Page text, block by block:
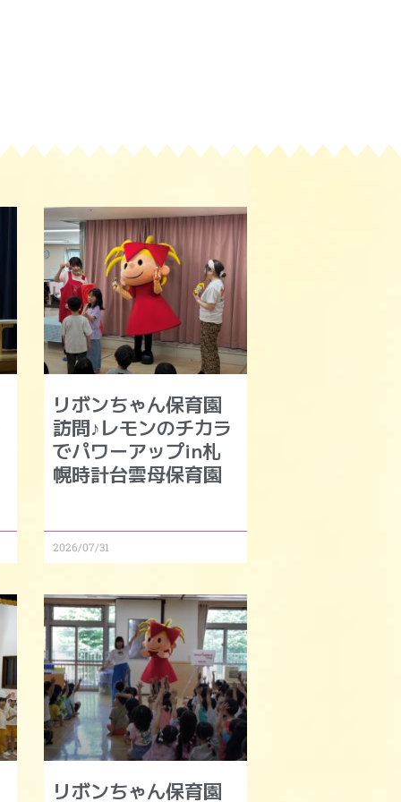
リボンちゃん保育園
訪問♪レモンのチカラ
でパワーアップin札
幌時計台雲母保育園
2026/07/31
リボンちゃん保育園